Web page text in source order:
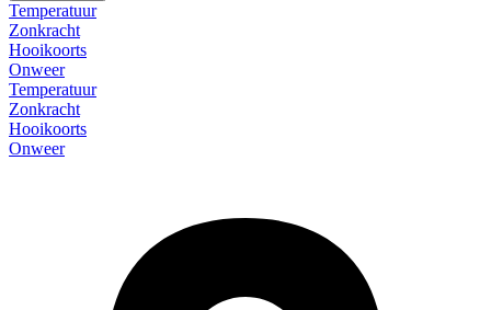
Temperatuur
Zonkracht
Hooikoorts
Onweer
Temperatuur
Zonkracht
Hooikoorts
Onweer